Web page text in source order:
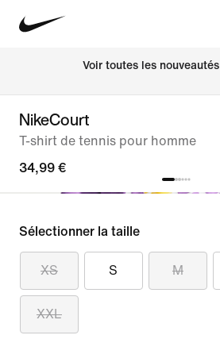
Voir toutes les nouveautés
NikeCourt
T-shirt de tennis pour homme
34,99 €
Sélectionner la taille
XS S M
XXL